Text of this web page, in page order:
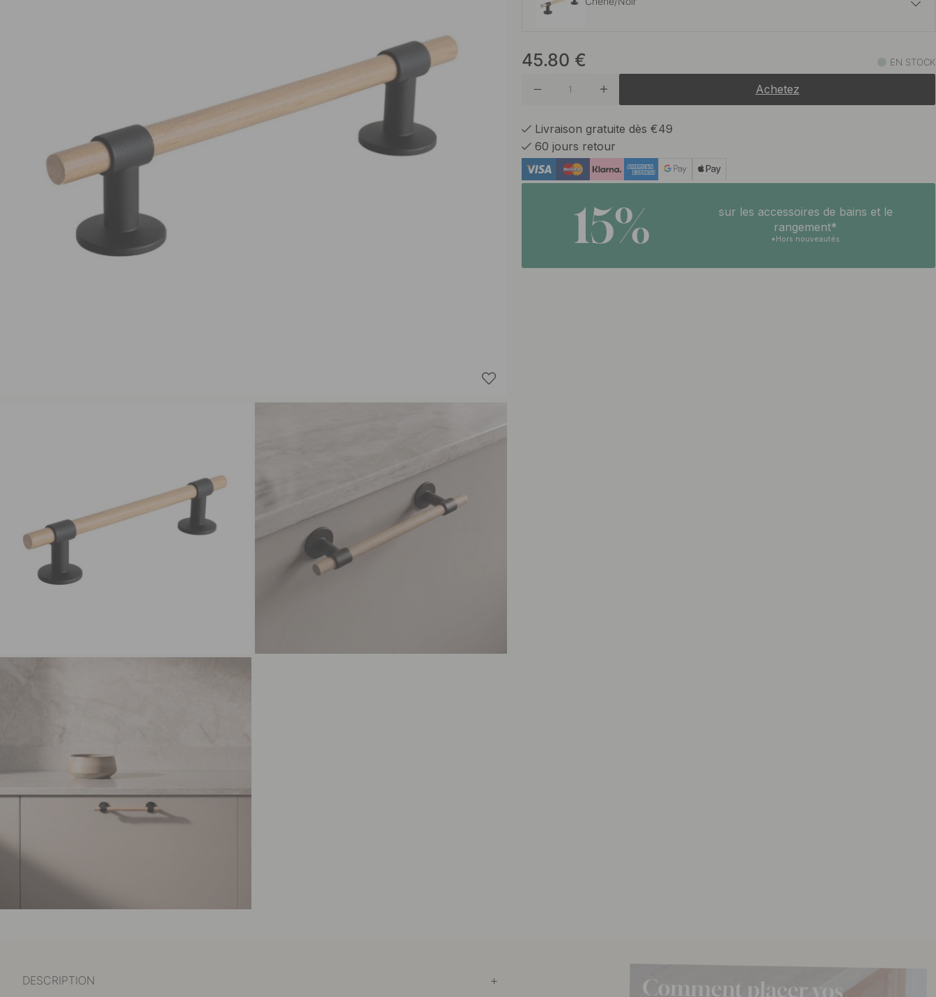
Bientôt en stock
Laiton brossé non traité
Laiton
45.80 € EN STOCK
Achetez
Livraison gratuite dès €49
60 jours retour
15%
sur les accessoires de bains et le
rangement*
*Hors nouveautés
DESCRIPTION